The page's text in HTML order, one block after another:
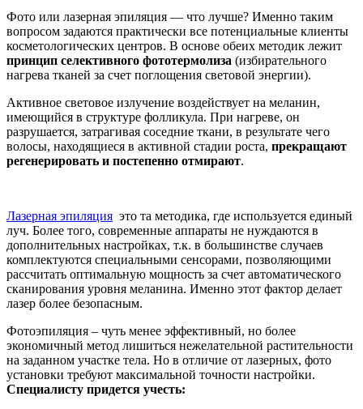
Фото или лазерная эпиляция — что лучше? Именно таким
вопросом задаются практически все потенциальные клиенты
косметологических центров. В основе обеих методик лежит
принцип селективного фототермолиза (избирательного
нагрева тканей за счет поглощения световой энергии).
Активное световое излучение воздействует на меланин,
имеющийся в структуре фолликула. При нагреве, он
разрушается, затрагивая соседние ткани, в результате чего
волосы, находящиеся в активной стадии роста, прекращают
регенерировать и постепенно отмирают.
Лазерная эпиляция это та методика, где используется единый
луч. Более того, современные аппараты не нуждаются в
дополнительных настройках, т.к. в большинстве случаев
комплектуются специальными сенсорами, позволяющими
рассчитать оптимальную мощность за счет автоматического
сканирования уровня меланина. Именно этот фактор делает
лазер более безопасным.
Фотоэпиляция – чуть менее эффективный, но более
экономичный метод лишиться нежелательной растительности
на заданном участке тела. Но в отличие от лазерных, фото
установки требуют максимальной точности настройки.
Специалисту придется учесть: